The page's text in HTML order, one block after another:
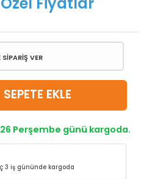
VER
SEPETE EKLE
Perşembe günü kargoda.
3 iş gününde kargoda